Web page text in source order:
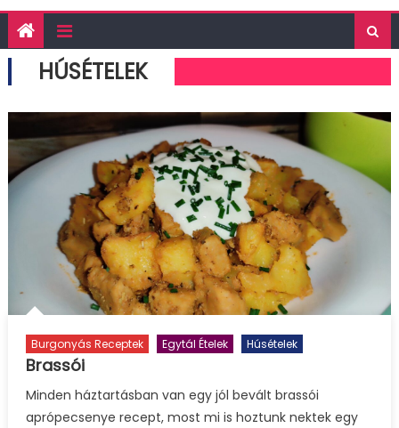
HÚSÉTELEK
Burgonyás Receptek Egytál Ételek Húsételek
Brassói
Minden háztartásban van egy jól bevált brassói
aprópecsenye recept, most mi is hoztunk nektek egy